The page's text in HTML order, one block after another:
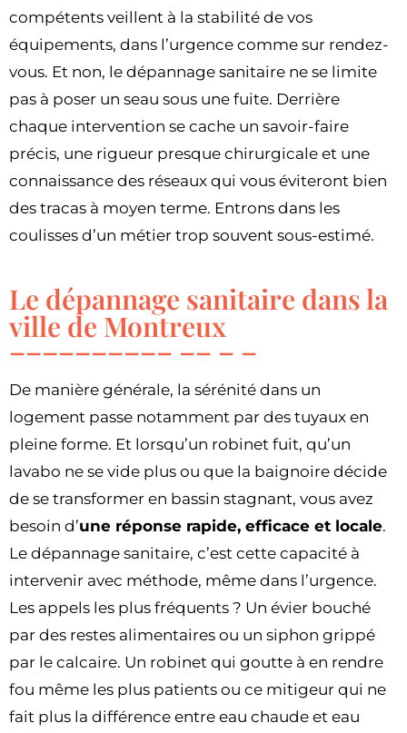
compétents veillent à la stabilité de vos
équipements, dans l’urgence comme sur rendez-
vous. Et non, le dépannage sanitaire ne se limite
pas à poser un seau sous une fuite. Derrière
chaque intervention se cache un savoir-faire
précis, une rigueur presque chirurgicale et une
connaissance des réseaux qui vous éviteront bien
des tracas à moyen terme. Entrons dans les
coulisses d’un métier trop souvent sous-estimé.
Le dépannage sanitaire dans la
ville de Montreux
De manière générale, la sérénité dans un
logement passe notamment par des tuyaux en
pleine forme. Et lorsqu’un robinet fuit, qu’un
lavabo ne se vide plus ou que la baignoire décide
de se transformer en bassin stagnant, vous avez
besoin d’une réponse rapide, efficace et locale.
Le dépannage sanitaire, c’est cette capacité à
intervenir avec méthode, même dans l’urgence.
Les appels les plus fréquents ? Un évier bouché
par des restes alimentaires ou un siphon grippé
par le calcaire. Un robinet qui goutte à en rendre
fou même les plus patients ou ce mitigeur qui ne
fait plus la différence entre eau chaude et eau